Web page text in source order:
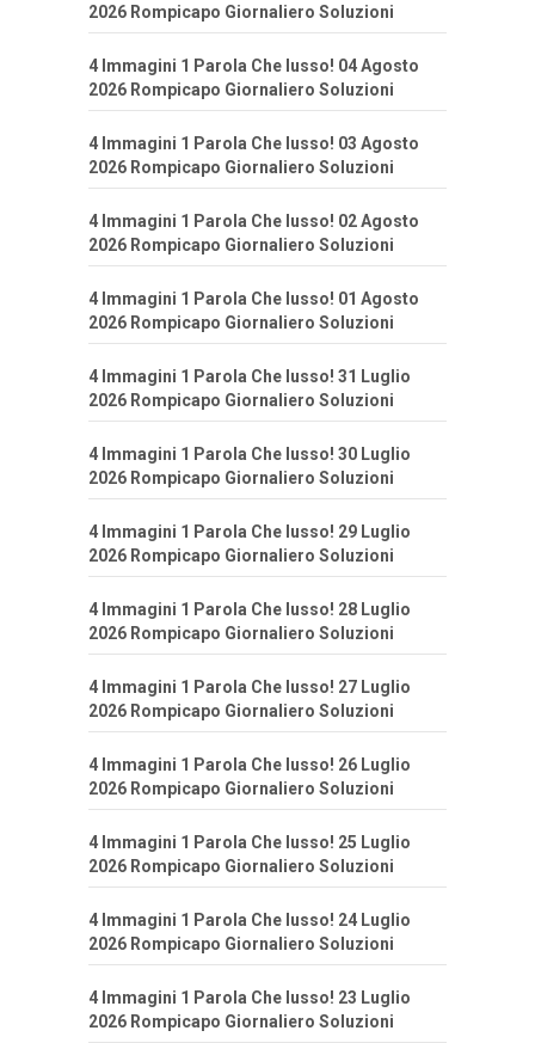
2026 Rompicapo Giornaliero Soluzioni
4 Immagini 1 Parola Che lusso! 04 Agosto
2026 Rompicapo Giornaliero Soluzioni
4 Immagini 1 Parola Che lusso! 03 Agosto
2026 Rompicapo Giornaliero Soluzioni
4 Immagini 1 Parola Che lusso! 02 Agosto
2026 Rompicapo Giornaliero Soluzioni
4 Immagini 1 Parola Che lusso! 01 Agosto
2026 Rompicapo Giornaliero Soluzioni
4 Immagini 1 Parola Che lusso! 31 Luglio
2026 Rompicapo Giornaliero Soluzioni
4 Immagini 1 Parola Che lusso! 30 Luglio
2026 Rompicapo Giornaliero Soluzioni
4 Immagini 1 Parola Che lusso! 29 Luglio
2026 Rompicapo Giornaliero Soluzioni
4 Immagini 1 Parola Che lusso! 28 Luglio
2026 Rompicapo Giornaliero Soluzioni
4 Immagini 1 Parola Che lusso! 27 Luglio
2026 Rompicapo Giornaliero Soluzioni
4 Immagini 1 Parola Che lusso! 26 Luglio
2026 Rompicapo Giornaliero Soluzioni
4 Immagini 1 Parola Che lusso! 25 Luglio
2026 Rompicapo Giornaliero Soluzioni
4 Immagini 1 Parola Che lusso! 24 Luglio
2026 Rompicapo Giornaliero Soluzioni
4 Immagini 1 Parola Che lusso! 23 Luglio
2026 Rompicapo Giornaliero Soluzioni